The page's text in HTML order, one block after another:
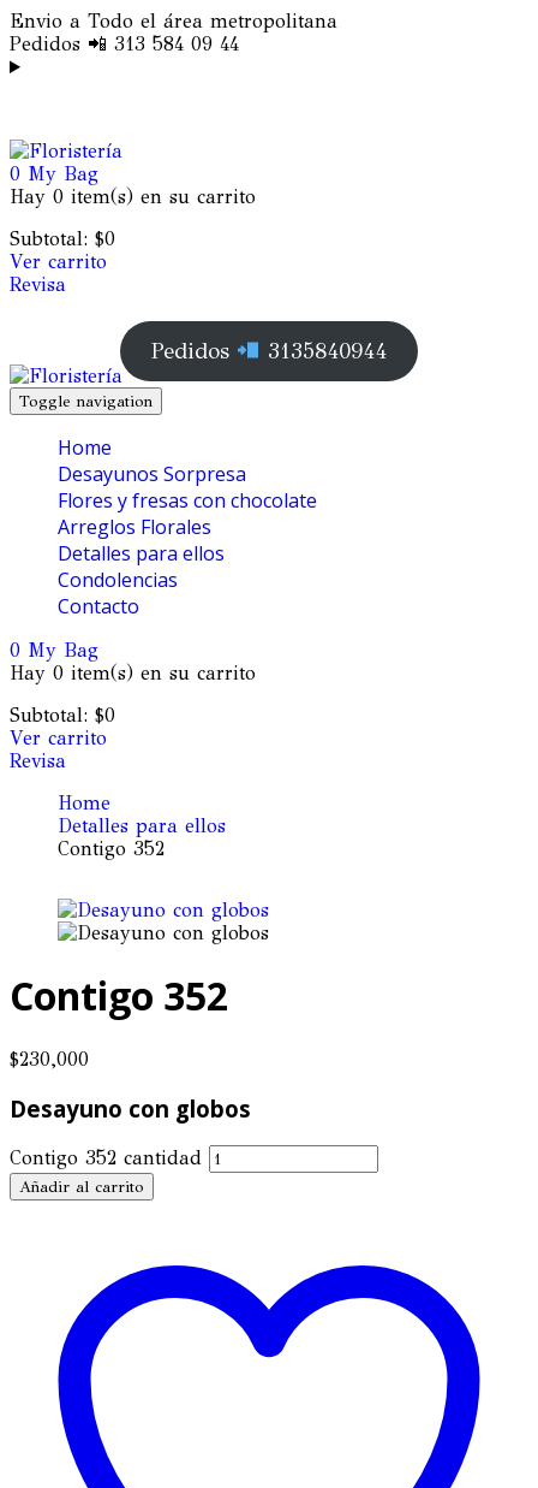
Envio a Todo el área metropolitana
Pedidos 📲 313 584 09 44
0 My Bag
Hay 0 item(s) en su carrito
Subtotal: $0
Ver carrito
Revisa
Pedidos 3135840944
Toggle navigation
Home
Desayunos Sorpresa
Flores y fresas con chocolate
Arreglos Florales
Detalles para ellos
Condolencias
Contacto
0 My Bag
Hay 0 item(s) en su carrito
Subtotal: $0
Ver carrito
Revisa
Home
Detalles para ellos
Contigo 352
Contigo 352
$230,000
Desayuno con globos
Contigo 352 cantidad
Añadir al carrito